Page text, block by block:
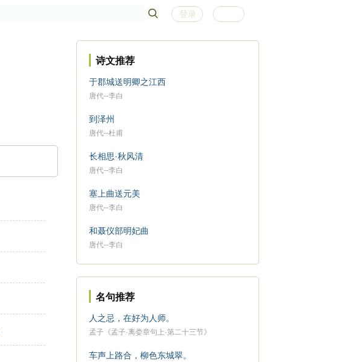
登录
诗文推荐
于郡城送明卿之江西
唐代--李白
到泽州
唐代--杜甫
长相思·秋风清
唐代--李白
塞上曲送元美
唐代--李白
和聂仪部明妃曲
唐代--李白
名句推荐
人之忌，在好为人师。
孟子《孟子·离娄章句上·第二十三节》
车声上路合，柳色东城翠。